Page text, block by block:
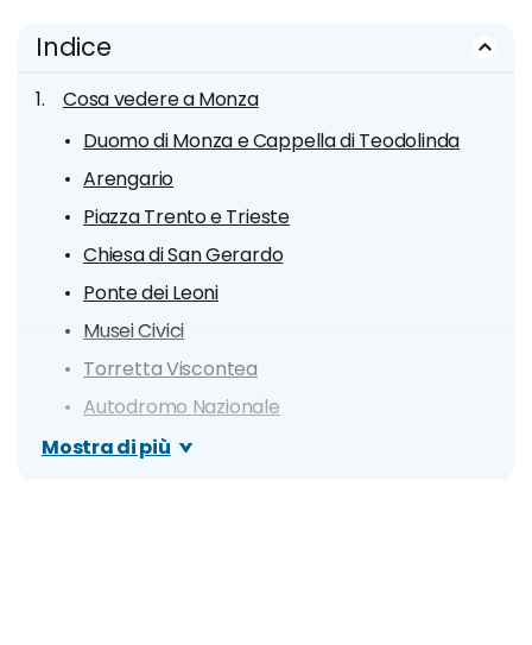
Indice
Cosa vedere a Monza
Duomo di Monza e Cappella di Teodolinda
Arengario
Piazza Trento e Trieste
Chiesa di San Gerardo
Ponte dei Leoni
Musei Civici
Torretta Viscontea
Autodromo Nazionale
Parco di Monza
Mostra di più